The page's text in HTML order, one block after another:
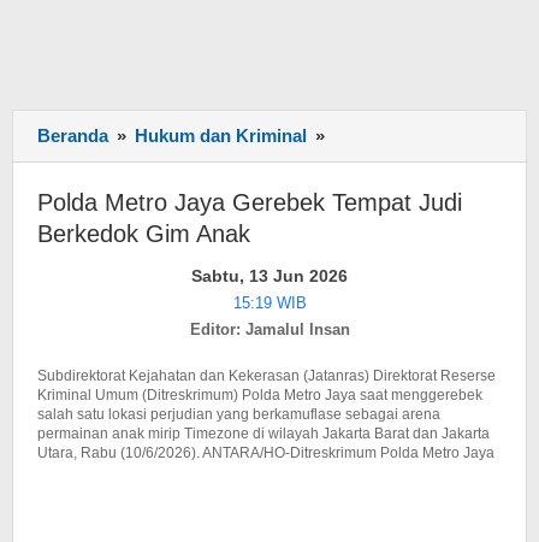
Beranda » Hukum dan Kriminal »
Metro
Gerebek
Judi
Polda Metro Jaya Gerebek Tempat Judi
Berkedok Gim Anak
Sabtu, 13 Jun 2026
15:19 WIB
Editor: Jamalul Insan
Subdirektorat Kejahatan dan Kekerasan (Jatanras) Direktorat Reserse
Kriminal Umum (Ditreskrimum) Polda Metro Jaya saat menggerebek
salah satu lokasi perjudian yang berkamuflase sebagai arena
permainan anak mirip Timezone di wilayah Jakarta Barat dan Jakarta
Utara, Rabu (10/6/2026). ANTARA/HO-Ditreskrimum Polda Metro Jaya